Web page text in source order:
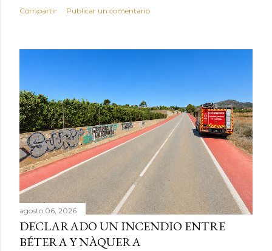
Compartir Publicar un comentario
agosto 06, 2026
DECLARADO UN INCENDIO ENTRE
BÉTERA Y NÀQUERA